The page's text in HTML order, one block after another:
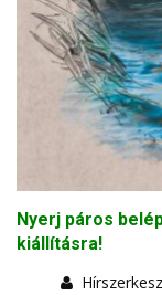
Nyerj páros
kiállításra!